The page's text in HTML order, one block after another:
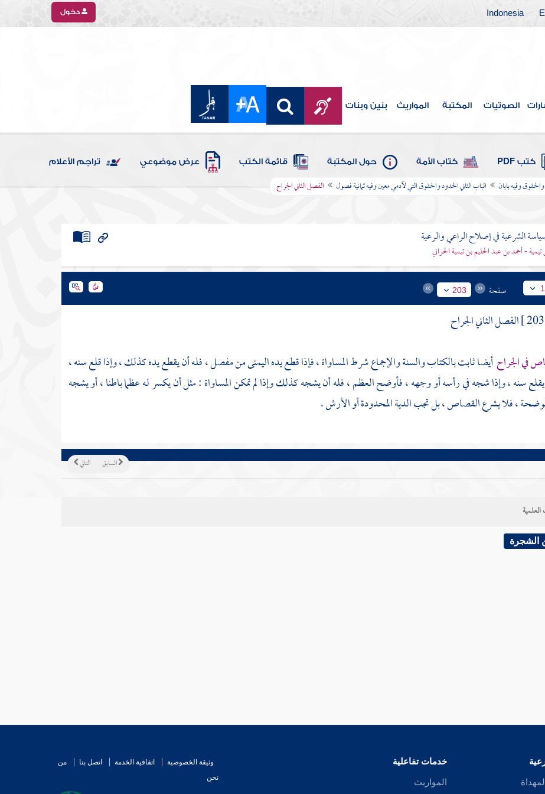
Indonesia دخول
الصوتيات المكتبة المواريث بنين وبنات
كتب PDF كتاب الأمة حول المكتبة قائمة الكتب عرض موضوعي تراجم الأعلام
وفيه بابان الباب الثاني الحدود والحقوق التي لآدمي معين وفيه ثمانية فصول الفصل الثاني الجراح
الشرعية في إصلاح الراعي والرعية
تيمية - أحمد بن عبد الحليم بن تيمية الحراني
1 صفحة 203
الفصل الثاني الجراح
في الجراحأيضا ثابت بالكتاب والسنة والإجماع شرط المساواة ، فإذا قطع يده اليمنى من مفصل ، فله أن يقطع يده كذلك ، وإذا قلع سنه ،
سنه ، وإذا شجه في رأسه أو وجهه ، فأوضح العظم ، فله أن يشجه كذلك وإذا لم تمكن المساواة : مثل أن يكسر له عظما باطنا ، أو يشجه
، فلا يشرع القصاص ، بل تجب الدية المحدودة أو الأرش .
التالي السابق
الشجرة
خدمات تفاعلية
المواريث
وثيقة الخصوصية اتفاقية الخدمة اتصل بنا
من
نحن